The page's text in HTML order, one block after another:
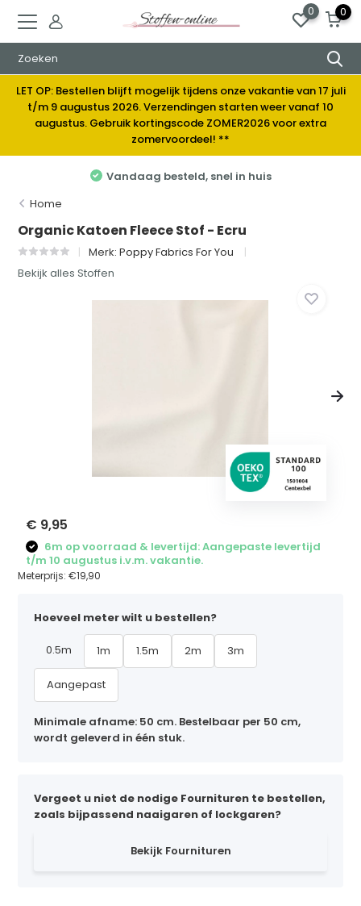
0 0
LET OP: Bestellen blijft mogelijk tijdens onze vakantie van 17 juli
t/m 9 augustus 2026. Verzendingen starten weer vanaf 10
augustus. Gebruik kortingscode ZOMER2026 voor extra
zomervoordeel! **
Vandaag besteld, snel in huis
Home
Organic Katoen Fleece Stof - Ecru
Merk:Poppy Fabrics For You
Bekijk alles Stoffen
€ 9,95
6m op voorraad & levertijd: Aangepaste levertijd
t/m 10 augustus i.v.m. vakantie.
Meterprijs:€19,90
Hoeveel meter wilt u bestellen?
0.5m 1m 1.5m 2m 3m
Aangepast
Minimale afname: 50 cm. Bestelbaar per 50 cm,
wordt geleverd in één stuk.
Vergeet u niet de nodige Fournituren te bestellen,
zoals bijpassend naaigaren of lockgaren?
Bekijk Fournituren